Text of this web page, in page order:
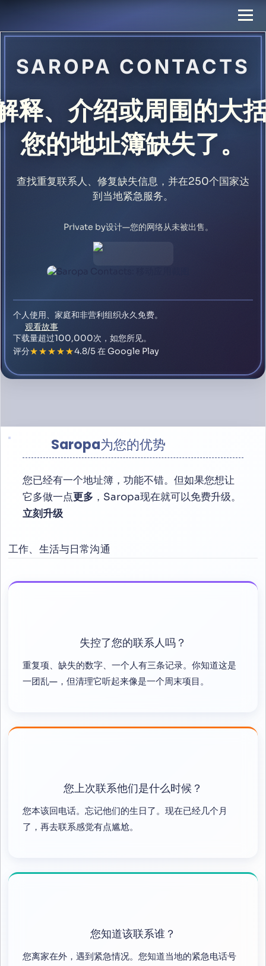
SAROPA CONTACTS
释、介绍或周围的
您的地址簿缺失了。
查找重复联系人、修复缺失信息，并在250个国家达
到当地紧急服务。
Private by设计—您的网络从未被出售。
个人使用、家庭和非营利组织永久免费。
观看故事
下载量超过100,000次，如您所见。
评分★★★★★4.8/5 在 Google Play
Saropa为您的优势
您已经有一个地址簿，功能不错。但如果您想让
它多做一点更多 ，Saropa现在就可以免费升级。
立刻升级
工作、生活与日常沟通
失控了您的联系人吗？
重复项、缺失的数字、一个人有三条记录。你知道这是
一团乱—，但清理它听起来像是一个周末项目。
您上次联系他们是什么时候？
您本该回电话。忘记他们的生日了。现在已经几个月
了，再去联系感觉有点尴尬。
您知道该联系谁？
您离家在外，遇到紧急情况。您知道当地的紧急电话号